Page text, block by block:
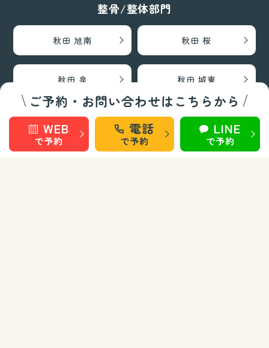
ご予約・お問い合わせはこちらから
WEB
で予約
電話
で予約
LINE
で予約
整骨/整体部門
秋田 旭南 秋田 桜
秋田 泉 秋田 城東
仙台 長町南 盛岡 上田